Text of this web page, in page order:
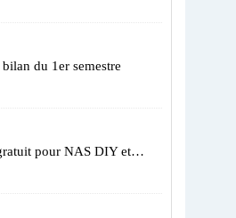
du 1er semestre
pour NAS DIY et…